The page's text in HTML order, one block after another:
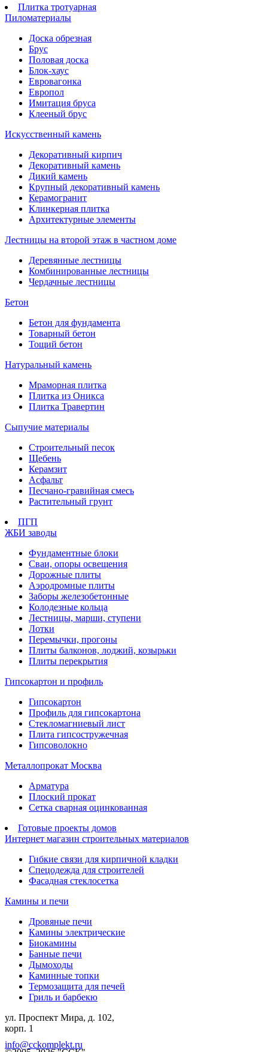
Плитка тротуарная
Пиломатериалы
Доска обрезная
Брус
Половая доска
Блок-хаус
Евровагонка
Европол
Имитация бруса
Клееный брус
Искусственный камень
Декоративный кирпич
Декоративный камень
Дикий камень
Крупный декоративный камень
Керамогранит
Клинкерная плитка
Архитектурные элементы
Лестницы на второй этаж в частном доме
Деревянные лестницы
Комбинированные лестницы
Чердачные лестницы
Бетон
Бетон для фундамента
Товарный бетон
Тощий бетон
Натуральный камень
Мраморная плитка
Плитка из Оникса
Плитка Травертин
Сыпучие материалы
Строительный песок
Щебень
Керамзит
Асфальт
Песчано-гравийная смесь
Растительный грунт
ПГП
ЖБИ заводы
Фундаментные блоки
Сваи, опоры освещения
Дорожные плиты
Аэродромные плиты
Заборы железобетонные
Колодезные кольца
Лестницы, марши, ступени
Лотки
Перемычки, прогоны
Плиты балконов, лоджий, козырьки
Плиты перекрытия
Гипсокартон и профиль
Гипсокартон
Профиль для гипсокартона
Стекломагниевый лист
Плита гипсостружечная
Гипсоволокно
Металлопрокат Москва
Арматура
Плоский прокат
Сетка сварная оцинкованная
Готовые проекты домов
Интернет магазин строительных материалов
Гибкие связи для кирпичной кладки
Спецодежда для строителей
Фасадная стеклосетка
Камины и печи
Дровяные печи
Камины электрические
Биокамины
Банные печи
Дымоходы
Каминные топки
Термозащита для печей
Гриль и барбекю
ул. Проспект Мира, д. 102,
корп. 1
info@cckomplekt.ru